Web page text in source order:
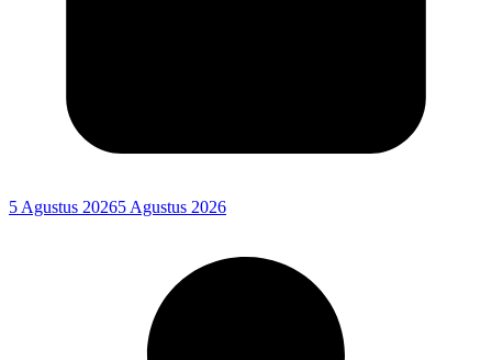
5 Agustus 20265 Agustus 2026